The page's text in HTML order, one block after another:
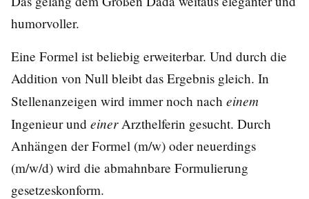
humorvoller.
Eine Formel ist beliebig erweiterbar. Und durch die
Addition von Null bleibt das Ergebnis gleich. In
Stellenanzeigen wird immer noch nach einem
Ingenieur und einerArzthelferin gesucht. Durch
Anhängen der Formel (m/w) oder neuerdings
(m/w/d) wird die abmahnbare Formulierung
gesetzeskonform.